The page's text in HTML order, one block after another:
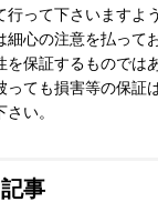
行って下さいますよ
細心の注意を払って
を保証するものでは
っても損害等の保証
い。
事